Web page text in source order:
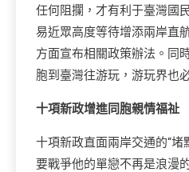
任何阻攔，才有利于臺灣國
易近眾高度等待增添兩岸直
方面宣布相關政策辦法。同
胞到臺灣往游玩，游玩界也
十項新政增進同胞親情福祉
十項新政直面兩岸交通的“堵
要戰爭他的單戀不再是浪漫